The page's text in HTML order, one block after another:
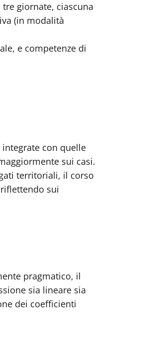
giornate, ciascuna
(in modalità
e competenze di
con quelle
sui casi.
territoriali, il corso
sui
pragmatico, il
sia lineare sia
dei coefficienti